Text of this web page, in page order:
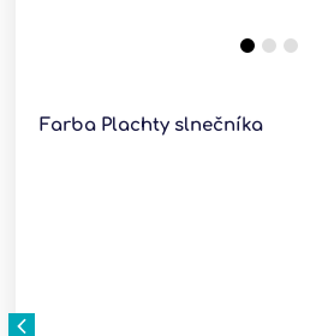
Farba Plachty slnečníka